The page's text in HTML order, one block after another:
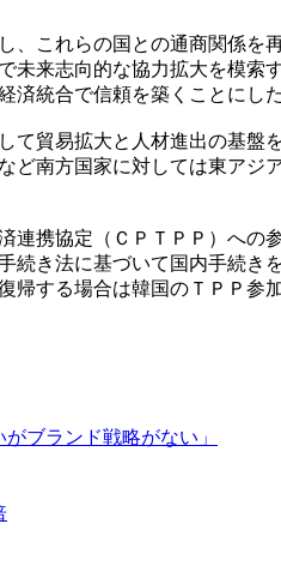
これらの国との通商関係
来志向的な協力拡大を模
済統合で信頼を築くことにした
貿易拡大と人材進出の基
南方国家に対しては東ア
携協定（ＣＰＴＰＰ）へ
き法に基づいて国内手続
する場合は韓国のＴＰＰ参
ブランド戦略がない」